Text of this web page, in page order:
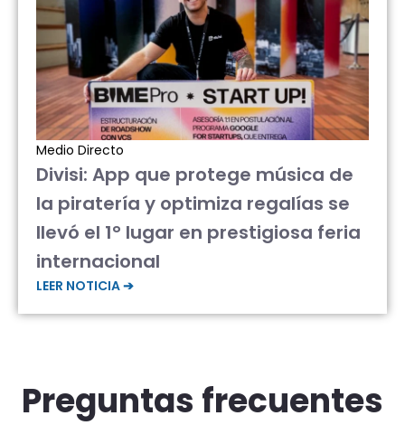
Medio Directo
Divisi: App que protege música de
la piratería y optimiza regalías se
llevó el 1° lugar en prestigiosa feria
internacional
LEER NOTICIA ➔
Preguntas frecuentes